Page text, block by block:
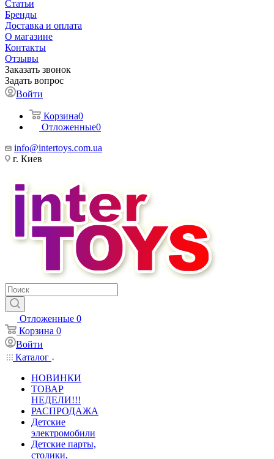
Статьи
Бренды
Доставка и оплата
О магазине
Контакты
Отзывы
Заказать звонок
Задать вопрос
Войти
Корзина0
Отложенные0
info@intertoys.com.ua
г. Киев
Отложенные 0
Корзина 0
Войти
Каталог
НОВИНКИ
ТОВАР
НЕДЕЛИ!!!
РАСПРОДАЖА
Детские
электромобили
Детские парты,
столики,